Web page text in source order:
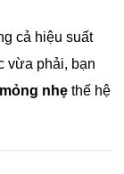
cả hiệu suất
vừa phải, bạn
nhẹ thế hệ